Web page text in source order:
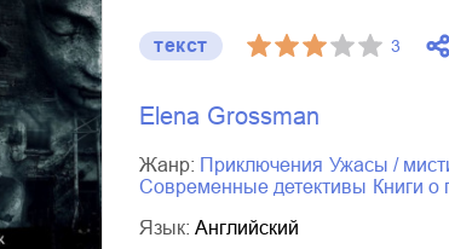
текст 3
Elena Grossman
Жанр: приключения ужасы /
современные детективы
книги
Язык: Английский